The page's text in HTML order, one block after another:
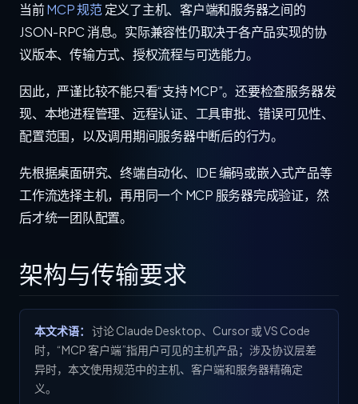
当前MCP 规范定义了主机、客户端和服务器之间的
JSON-RPC 消息。实际兼容性仍取决于各产品实现的协
议版本、传输方式、授权流程与可选能力。
因此，严谨比较不能只看“支持 MCP”。还要检查服务器发
现、本地进程管理、远程认证、工具审批、错误可见性、
配置范围，以及调用期间服务器中断后的行为。
先根据桌面研究、终端自动化、IDE 编码或嵌入式产品等
工作流选择主机，再用同一个 MCP 服务器完成验证，然
后才统一团队配置。
架构与传输要求
本文术语：
讨论 Claude Desktop、Cursor 或 VS Code
时，“MCP 客户端”指用户可见的主机产品；涉及协议层差
异时，本文使用规范中的主机、客户端和服务器精确定
义。